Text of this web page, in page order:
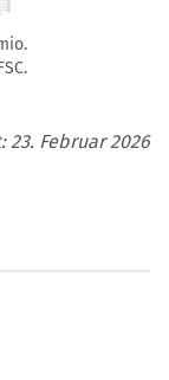
Februar 2026